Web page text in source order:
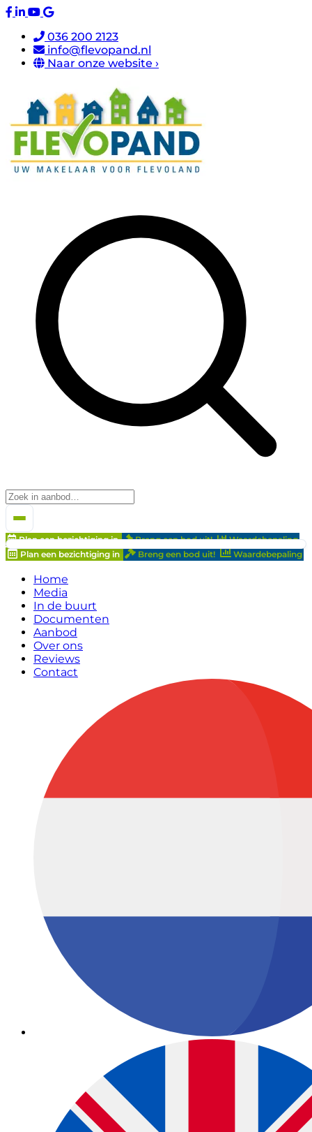
036 200 2123
info@flevopand.nl
Naar onze website ›
Plan een bezichtiging in Breng een bod uit!
Waardebepaling
Plan een bezichtiging in
Breng een bod uit! Waardebepaling
Home
Media
In de buurt
Documenten
Aanbod
Over ons
Reviews
Contact